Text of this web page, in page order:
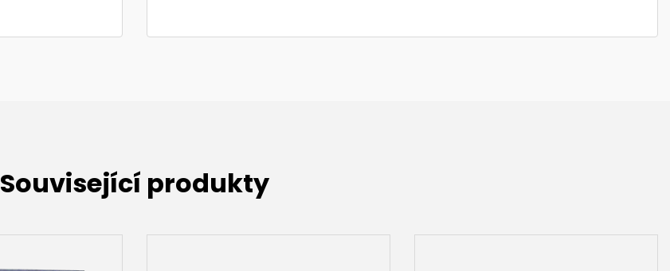
Související produkty